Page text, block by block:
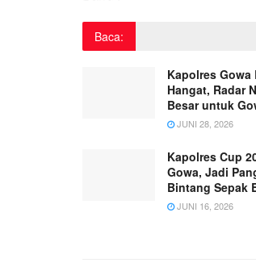
Baca:
Kapolres
Hangat, Radar
Besar untuk
JUNI 28, 2026
Kapolres Cup
Gowa, Jadi
Bintang Sepak
JUNI 16, 2026